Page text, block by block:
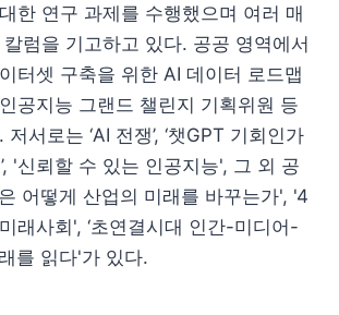
한 연구 과제를 수행했으며 여러 매
럼을 기고하고 있다. 공공 영역에서
터셋 구축을 위한 AI 데이터 로드맵
공지능 그랜드 챌린지 기획위원 등
서로는 ‘AI 전쟁’, ‘챗GPT 기회인가
'신뢰할 수 있는 인공지능', 그 외 공
어떻게 산업의 미래를 바꾸는가', '4
래사회', ‘초연결시대 인간-미디어-
를 읽다'가 있다.